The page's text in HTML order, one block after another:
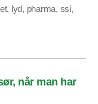
, lyd, pharma, ssi,
når man har